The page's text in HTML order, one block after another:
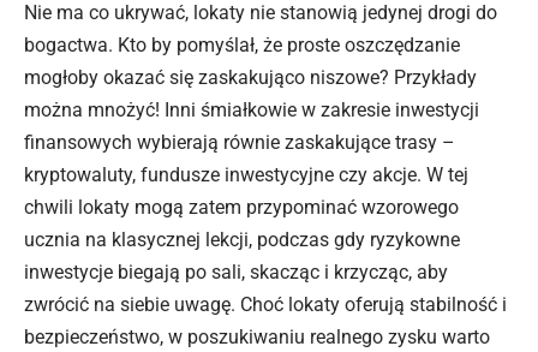
Nie ma co ukrywać, lokaty nie stanowią jedynej drogi do
bogactwa. Kto by pomyślał, że proste oszczędzanie
mogłoby okazać się zaskakująco niszowe? Przykłady
można mnożyć! Inni śmiałkowie w zakresie inwestycji
finansowych wybierają równie zaskakujące trasy –
kryptowaluty, fundusze inwestycyjne czy akcje. W tej
chwili lokaty mogą zatem przypominać wzorowego
ucznia na klasycznej lekcji, podczas gdy ryzykowne
inwestycje biegają po sali, skacząc i krzycząc, aby
zwrócić na siebie uwagę. Choć lokaty oferują stabilność i
bezpieczeństwo, w poszukiwaniu realnego zysku warto